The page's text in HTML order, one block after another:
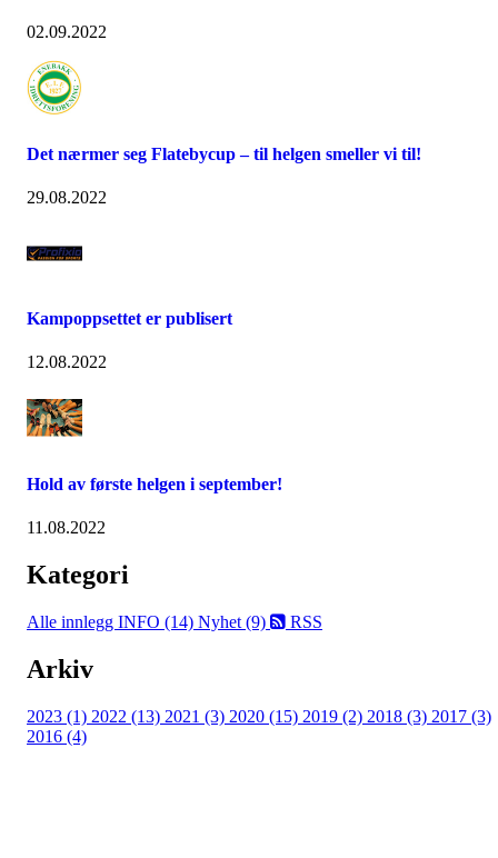
02.09.2022
Det nærmer seg Flatebycup – til helgen smeller vi til!
29.08.2022
Kampoppsettet er publisert
12.08.2022
Hold av første helgen i september!
11.08.2022
Kategori
Alle innlegg INFO (14) Nyhet (9) RSS
Arkiv
2023 (1) 2022 (13) 2021 (3) 2020 (15) 2019 (2) 2018 (3) 2017 (3)
2016 (4)